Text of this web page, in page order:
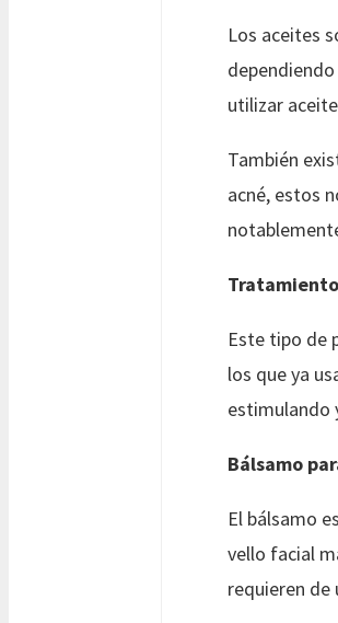
Los aceites
utilizar
También
acné, estos
Este tipo de
los que ya
estimulando
Bálsamo
El bálsamo
vello facial
requieren de